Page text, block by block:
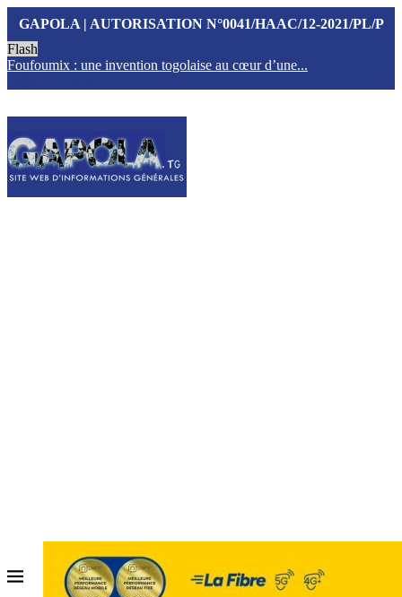
GAPOLA | AUTORISATION N°0041/HAAC/12-2021/PL/P
Flash
Foufoumix : une invention togolaise au cœur d’une...